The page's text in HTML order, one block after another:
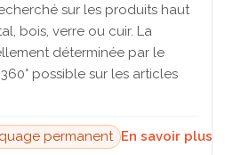
sur les produits haut
bois, verre ou cuir. La
déterminée par le
possible sur les articles
permanent En savoir plus →